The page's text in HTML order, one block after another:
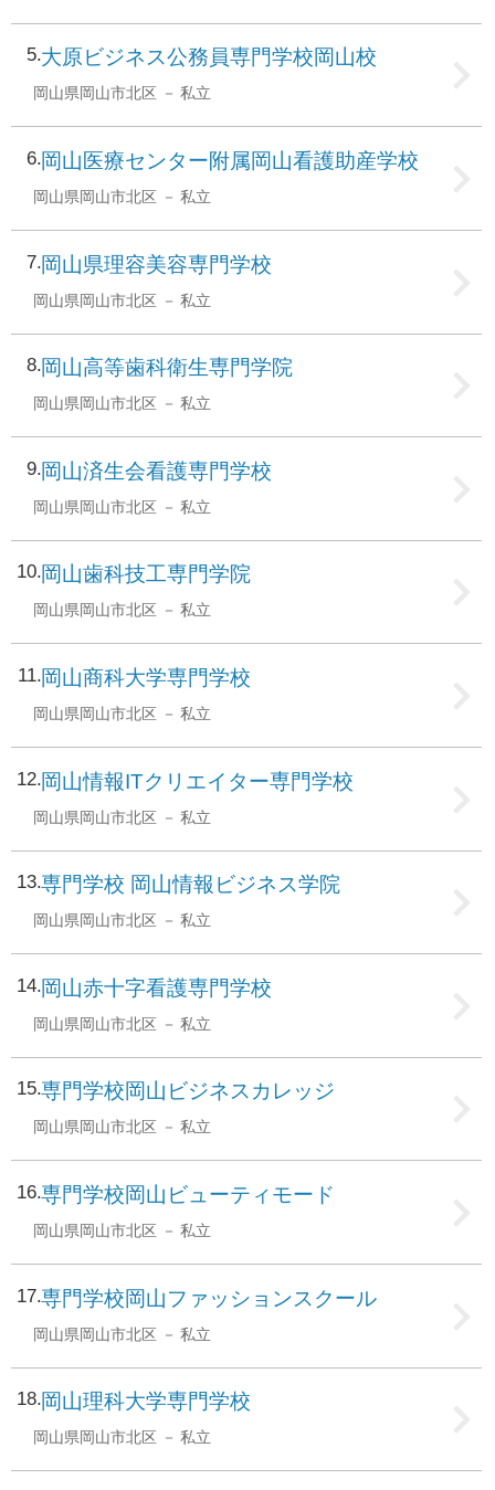
5 大原ビジネス公務員専門学校岡山校
岡山県岡山市北区 私立
6 岡山医療センター附属岡山看護助産学校
岡山県岡山市北区 私立
7 岡山県理容美容専門学校
岡山県岡山市北区 私立
8 岡山高等歯科衛生専門学院
岡山県岡山市北区 私立
9 岡山済生会看護専門学校
岡山県岡山市北区 私立
10 岡山歯科技工専門学院
岡山県岡山市北区 私立
11 岡山商科大学専門学校
岡山県岡山市北区 私立
12 岡山情報ITクリエイター専門学校
岡山県岡山市北区 私立
13 専門学校 岡山情報ビジネス学院
岡山県岡山市北区 私立
14 岡山赤十字看護専門学校
岡山県岡山市北区 私立
15 専門学校岡山ビジネスカレッジ
岡山県岡山市北区 私立
16 専門学校岡山ビューティモード
岡山県岡山市北区 私立
17 専門学校岡山ファッションスクール
岡山県岡山市北区 私立
18 岡山理科大学専門学校
岡山県岡山市北区 私立